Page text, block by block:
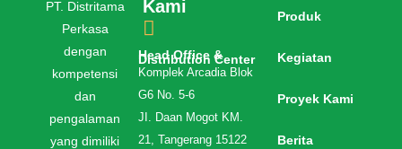
PT. Distritama
Perkasa
dengan
kompetensi
dan
pengalaman
yang dimiliki
Kami
Head Office &
Distribution Center
Komplek Arcadia Blok
G6 No. 5-6
JI. Daan Mogot KM.
21, Tangerang 15122
Produk
Kegiatan
Proyek Kami
Berita